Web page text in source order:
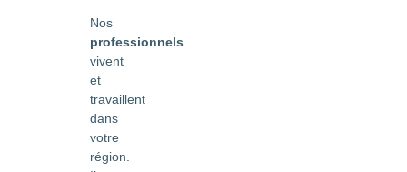
Nos
professionnels
vivent
et
travaillent
dans
votre
région.